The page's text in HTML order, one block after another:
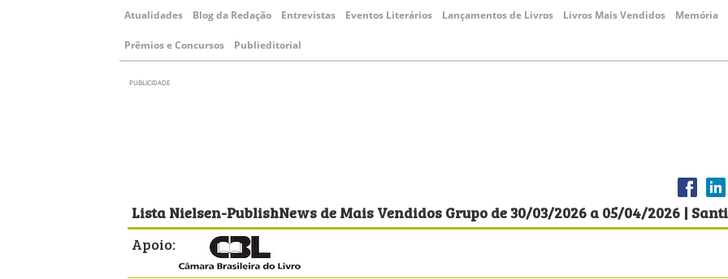
Atualidades Blog da Redação Entrevistas Eventos Literários Lançamentos de Livros Livros Mais Vendidos Memória
Prêmios e Concursos Publieditorial
PUBLICIDADE
Lista Nielsen-PublishNews de Mais Vendidos Grupo de 30/03/2026 a 05/04/2026 |
Apoio: